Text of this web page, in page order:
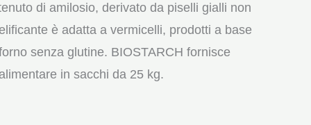
di amilosio, derivato da piselli gialli non
è adatta a vermicelli, prodotti a base
senza glutine. BIOSTARCH fornisce
in sacchi da 25 kg.